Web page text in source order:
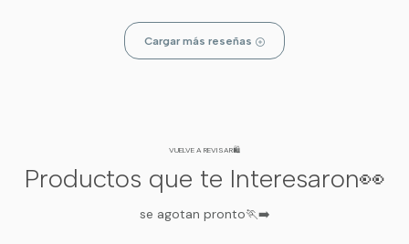
Cargar más reseñas
VUELVE A REVISAR🛍️
Productos que te Interesaron👀
se agotan pronto🏃‍➡️